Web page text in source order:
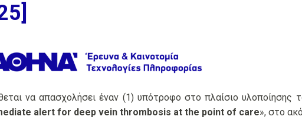
να απασχολήσει έναν (1) υπότροφο στο πλαίσιο υλοποίησης
alert for deep vein thrombosis at the point of care», στο